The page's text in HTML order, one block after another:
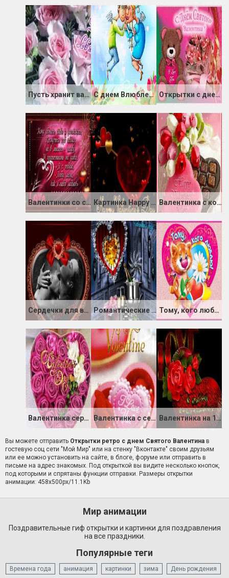
Пусть хранит вас Святой Валентин С днем Влюбленных поздравки картинки Открытки с днем Святого Валентина парню
Валентинки со стихами любимой Картинка Happy Valentine's Day Валентинка с конфетами
Сердечки для влюбленных Романтические картинки к дню Св. Валентина Тому, кого люблю
Валентинка сердце из роз Валентинка с секретом Валентинка на 14 февраля
Вы можете отправить Открытки ретро с днем Святого Валентина в
гостевую соц сети "Мой Мир" или на стенку "Вконтакте" своим друзьям
или ее можно установить на сайте, в блоге, форуме или отправить в
письме на адрес знакомых. Под открыткой вы видите несколько кнопок,
под которыми и спрятаны функции отправки. Размеры открытки
анимации: 458x500px/11.1Kb
Мир анимации
Поздравительные гиф открытки и картинки для поздравления
на все праздники.
Популярные теги
Времена года анимация картинки зима День рождения